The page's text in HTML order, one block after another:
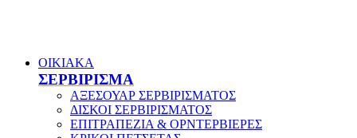
ΟΙΚΙΑΚΑ
ΣΕΡΒΙΡΙΣΜΑ
ΑΞΕΣΟΥΑΡ ΣΕΡΒΙΡΙΣΜΑΤΟΣ
ΔΙΣΚΟΙ ΣΕΡΒΙΡΙΣΜΑΤΟΣ
ΕΠΙΤΡΑΠΕΖΙΑ & ΟΡΝΤΕΡΒΙΕΡΕΣ